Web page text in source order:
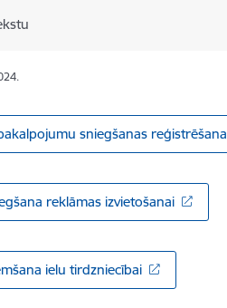
sniegšanas reģistrēšana
reklāmas izvietošanai
ielu tirdzniecībai